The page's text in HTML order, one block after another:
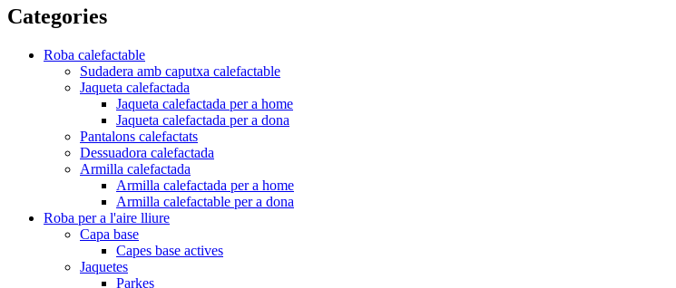
Categories
Roba calefactable
Sudadera amb caputxa calefactable
Jaqueta calefactada
Jaqueta calefactada per a home
Jaqueta calefactada per a dona
Pantalons calefactats
Dessuadora calefactada
Armilla calefactada
Armilla calefactada per a home
Armilla calefactable per a dona
Roba per a l'aire lliure
Capa base
Capes base actives
Jaquetes
Parkes